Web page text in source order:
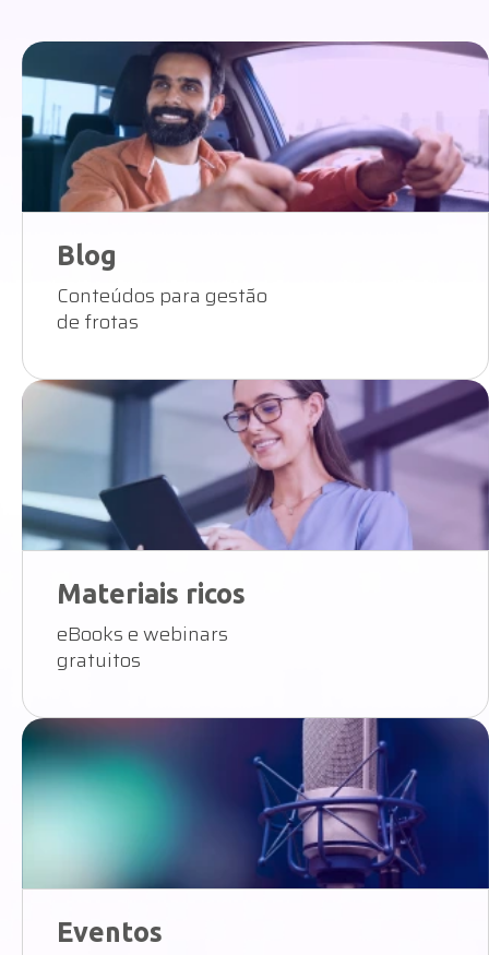
Blog
Conteúdos para gestão
de frotas
Materiais ricos
eBooks e webinars
gratuitos
Eventos